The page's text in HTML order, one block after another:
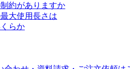
約がありますか
大使用長さは
らか